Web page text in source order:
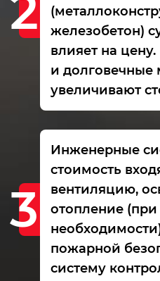
железобетон)
влияет на
и долговечные
увеличивают
Инженерные
стоимость
вентиляцию,
отопление (при
пожарной
систему